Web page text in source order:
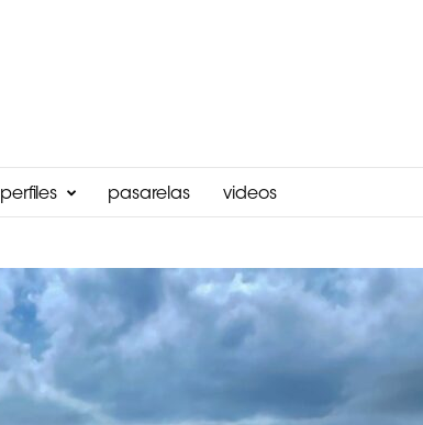
perfiles pasarelas videos